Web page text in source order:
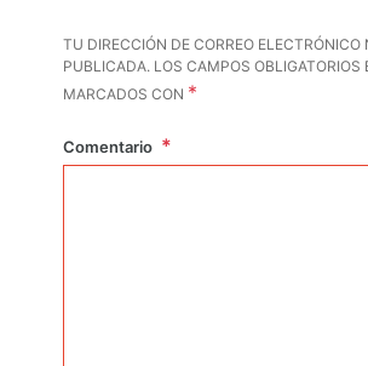
TU DIRECCIÓN DE CORREO ELECTRÓNICO
PUBLICADA. LOS CAMPOS OBLIGATORIOS
MARCADOS CON *
Comentario